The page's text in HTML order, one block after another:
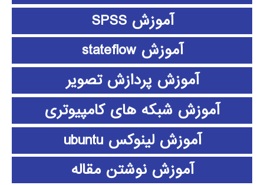
آموزش SPSS
آموزش stateflow
آموزش پردازش تصویر
آموزش شبکه های کامپیوتری
آموزش لینوکس ubuntu
آموزش نوشتن مقاله